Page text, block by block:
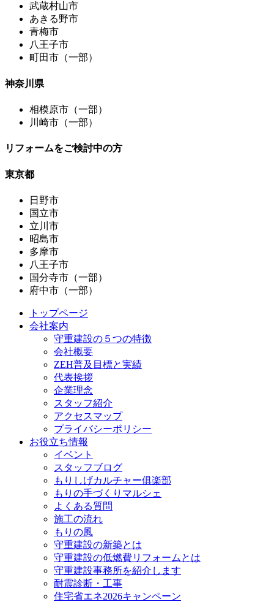
武蔵村山市
あきる野市
青梅市
八王子市
町田市（一部）
神奈川県
相模原市（一部）
川崎市（一部）
リフォームをご検討中の方
東京都
日野市
国立市
立川市
昭島市
多摩市
八王子市
国分寺市（一部）
府中市（一部）
トップページ
会社案内
守重建設の５つの特徴
会社概要
ZEH普及目標と実績
代表挨拶
企業理念
スタッフ紹介
アクセスマップ
プライバシーポリシー
お役立ち情報
イベント
スタッフブログ
もりしげカルチャー俱楽部
もりの手づくりマルシェ
よくある質問
施工の流れ
もりの風
守重建設の新築とは
守重建設の低燃費リフォームとは
守重建設事務所を紹介します
耐震診断・工事
住宅省エネ2026キャンペーン